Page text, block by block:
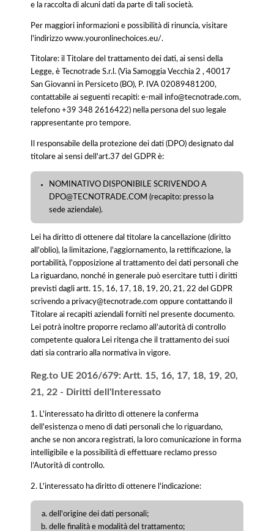
e la raccolta di alcuni dati da parte di tali società.
Per maggiori informazioni e possibilità di rinuncia, visitare
l'indirizzo www.youronlinechoices.eu/.
Titolare: il Titolare del trattamento dei dati, ai sensi della
Legge, è Tecnotrade S.r.l. (Via Samoggia Vecchia 2 , 40017
San Giovanni in Persiceto (BO), P. IVA 02089481200,
contattabile ai seguenti recapiti: e-mail info@tecnotrade.com,
telefono +39 348 2616422) nella persona del suo legale
rappresentante pro tempore.
Il responsabile della protezione dei dati (DPO) designato dal
titolare ai sensi dell'art.37 del GDPR è:
NOMINATIVO DISPONIBILE SCRIVENDO A
DPO@TECNOTRADE.COM (recapito: presso la
sede aziendale).
Lei ha diritto di ottenere dal titolare la cancellazione (diritto
all'oblio), la limitazione, l'aggiornamento, la rettificazione, la
portabilità, l'opposizione al trattamento dei dati personali che
La riguardano, nonché in generale può esercitare tutti i diritti
previsti dagli artt. 15, 16, 17, 18, 19, 20, 21, 22 del GDPR
scrivendo a privacy@tecnotrade.com oppure contattando il
Titolare ai recapiti aziendali forniti nel presente documento.
Lei potrà inoltre proporre reclamo all’autorità di controllo
competente qualora Lei ritenga che il trattamento dei suoi
dati sia contrario alla normativa in vigore.
Reg.to UE 2016/679: Artt. 15, 16, 17, 18, 19, 20,
21, 22 - Diritti dell'Interessato
1. L'interessato ha diritto di ottenere la conferma
dell'esistenza o meno di dati personali che lo riguardano,
anche se non ancora registrati, la loro comunicazione in forma
intelligibile e la possibilità di effettuare reclamo presso
l’Autorità di controllo.
2. L'interessato ha diritto di ottenere l'indicazione:
dell'origine dei dati personali;
delle finalità e modalità del trattamento;